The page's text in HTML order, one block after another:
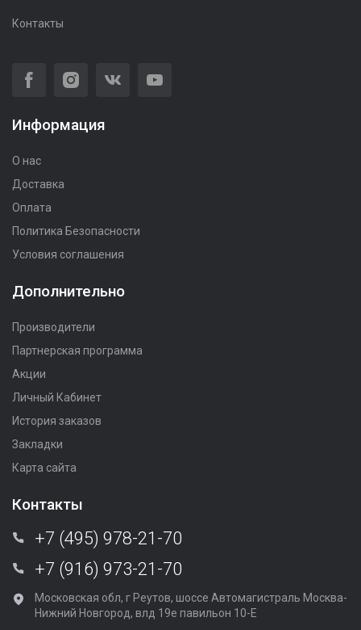
Контакты
Информация
О нас
Доставка
Оплата
Политика Безопасности
Условия соглашения
Дополнительно
Производители
Партнерская программа
Акции
Личный Кабинет
История заказов
Закладки
Карта сайта
Контакты
+7 (495) 978-21-70
+7 (916) 973-21-70
Московская обл, г Реутов, шоссе Автомагистраль Москва-
Нижний Новгород, влд 19е павильон 10-Е